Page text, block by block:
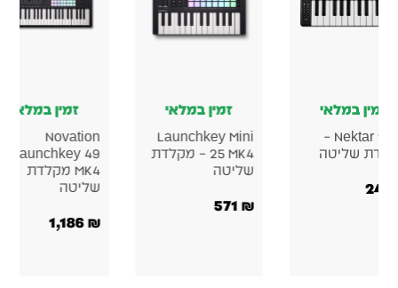
זמין במלאי
Nektar SE25 –
שליטה
זמין במלאי
Launchkey Mini
25 MK4 – מקלדת
שליטה
₪
זמין במלאי
Novation
Launchkey 49
MK4 מקלדת
שליטה
₪
1,186